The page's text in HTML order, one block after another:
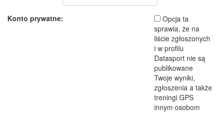
Konto prywatne:
Opcja ta
sprawia, że na
liście zgłoszonych
i w profilu
Datasport nie są
publikowane
Twoje wyniki,
zgłoszenia a także
treningi GPS
innym osobom